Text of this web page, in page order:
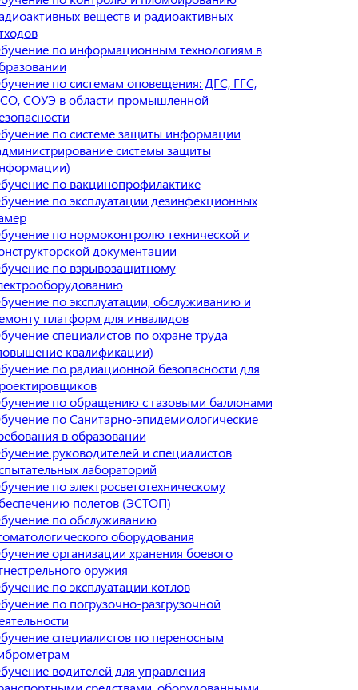
веществ и радиоактивных
по информационным технологиям в
по системам оповещения: ДГС, ГГС,
СОУЭ в области промышленной
по системе защиты информации
системы защиты
по вакцинопрофилактике
по эксплуатации дезинфекционных
по нормоконтролю технической и
документации
по взрывозащитному
по эксплуатации, обслуживанию и
платформ для инвалидов
специалистов по охране труда
квалификации)
по радиационной безопасности для
по обращению с газовыми баллонами
по Санитарно-эпидемиологические
в образовании
руководителей и специалистов
лабораторий
по электросветотехническому
полетов (ЭСТОП)
по обслуживанию
оборудования
организации хранения боевого
оружия
по эксплуатации котлов
по погрузочно-разгрузочной
специалистов по переносным
водителей для управления